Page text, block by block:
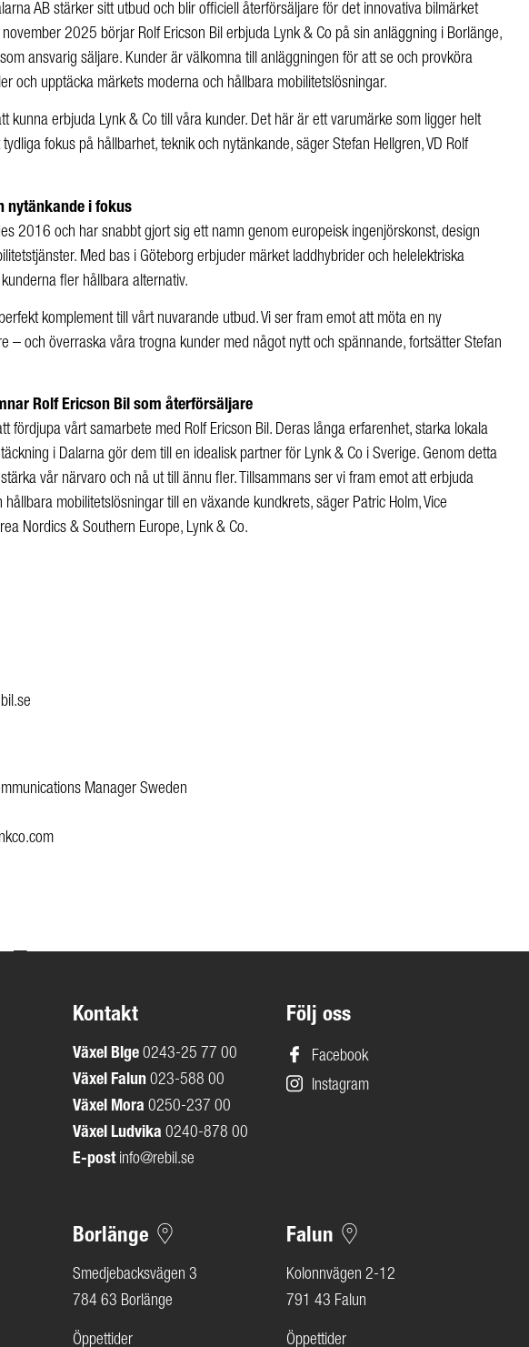
AB stärker sitt utbud och blir officiell återförsäljare för det innovativa bilmärket
2025 börjar Rolf Ericson Bil erbjuda Lynk & Co på sin anläggning i Borlänge,
ansvarig säljare. Kunder är välkomna till anläggningen för att se och provköra
och upptäcka märkets moderna och hållbara mobilitetslösningar.
kunna erbjuda Lynk & Co till våra kunder. Det här är ett varumärke som ligger helt
fokus på hållbarhet, teknik och nytänkande, säger Stefan Hellgren, VD Rolf
nytänkande i fokus
2016 och har snabbt gjort sig ett namn genom europeisk ingenjörskonst, design
Med bas i Göteborg erbjuder märket laddhybrider och helelektriska
fler hållbara alternativ.
komplement till vårt nuvarande utbud. Vi ser fram emot att möta en ny
– och överraska våra trogna kunder med något nytt och spännande, fortsätter Stefan
Rolf Ericson Bil som återförsäljare
fördjupa vårt samarbete med Rolf Ericson Bil. Deras långa erfarenhet, starka lokala
i Dalarna gör dem till en idealisk partner för Lynk & Co i Sverige. Genom detta
vår närvaro och nå ut till ännu fler. Tillsammans ser vi fram emot att erbjuda
mobilitetslösningar till en växande kundkrets, säger Patric Holm, Vice
Nordics & Southern Europe, Lynk & Co.
Manager Sweden
Kontakt
Växel Blge 0243-25 77 00
Växel Falun 023-588 00
Växel Mora 0250-237 00
Växel Ludvika 0240-878 00
E-post info@rebil.se
Följ oss
Facebook
Instagram
Borlänge
Smedjebacksvägen 3
784 63 Borlänge
Öppettider
Falun
Kolonnvägen 2-12
791 43 Falun
Öppettider